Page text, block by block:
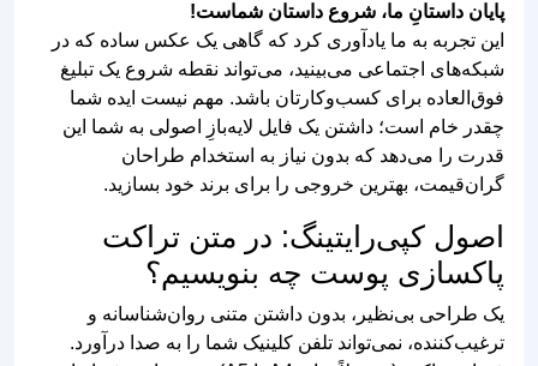
پایان داستانِ ما، شروع داستان شماست!
این تجربه به ما یادآوری کرد که گاهی یک عکس ساده که در
شبکه‌های اجتماعی می‌بینید، می‌تواند نقطه شروع یک تبلیغ
فوق‌العاده برای کسب‌وکارتان باشد. مهم نیست ایده شما
چقدر خام است؛ داشتن یک فایل لایه‌بازِ اصولی به شما این
قدرت را می‌دهد که بدون نیاز به استخدام طراحان
گران‌قیمت، بهترین خروجی را برای برند خود بسازید.
اصول کپی‌رایتینگ: در متن تراکت
پاکسازی پوست چه بنویسیم؟
یک طراحی بی‌نظیر، بدون داشتن متنی روان‌شناسانه و
ترغیب‌کننده، نمی‌تواند تلفن کلینیک شما را به صدا درآورد.